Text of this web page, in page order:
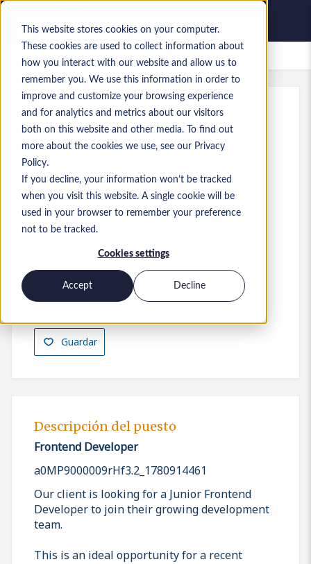
This website stores cookies on your computer.
These cookies are used to collect information about
how you interact with our website and allow us to
remember you. We use this information in order to
improve and customize your browsing experience
and for analytics and metrics about our visitors
both on this website and other media. To find out
more about the cookies we use, see our Privacy
Policy.
If you decline, your information won’t be tracked
when you visit this website. A single cookie will be
used in your browser to remember your preference
not to be tracked.
Cookies settings
Accept Decline
Empleos guardados
Ref. :a0MP9000009rHf3.2_1780914461
Frontend Developer
Norway
Developer/Programmer
Junior
Guardar
Solicitar
Descripción del puesto
Frontend Developer
a0MP9000009rHf3.2_1780914461
Our client is looking for a Junior Frontend
Developer to join their growing development
team.
This is an ideal opportunity for a recent